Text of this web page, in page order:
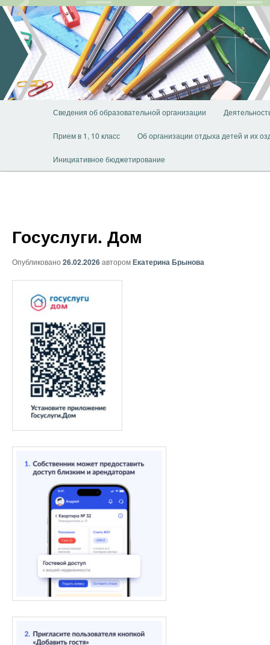
Перейти
основному
содержимому
Сведения об образовательной организации
Прием в 1, 10 класс Об организации отдыха детей и их
Инициативное бюджетирование
Госуслуги. Дом
Опубликовано 26.02.2026авторомЕкатерина Брынова